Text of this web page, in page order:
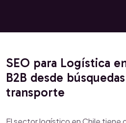
SEO para Logística
B2B desde
transporte